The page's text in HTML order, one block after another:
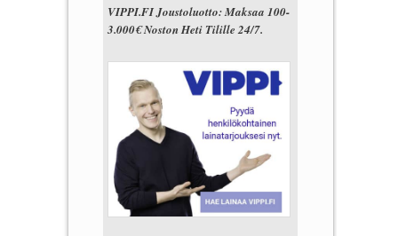
VIPPI.FI Joustoluotto: Maksaa 100-
3.000€ Noston Heti Tilille 24/7.